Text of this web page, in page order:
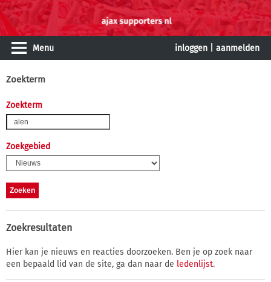
Menu inloggen aanmelden
Zoekterm
Zoekterm
Zoekgebied
Zoekresultaten
Hier kan je nieuws en reacties doorzoeken. Ben je op zoek naar
een bepaald lid van de site, ga dan naar de ledenlijst.